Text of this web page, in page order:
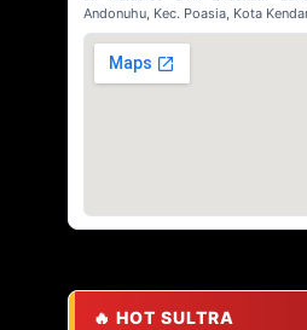
Andonuhu, Kec. Poasia, Kota
🔥 HOT SULTRA